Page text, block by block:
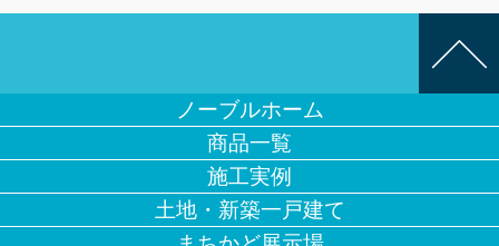
ノーブルホーム
商品一覧
施工実例
土地・新築一戸建て